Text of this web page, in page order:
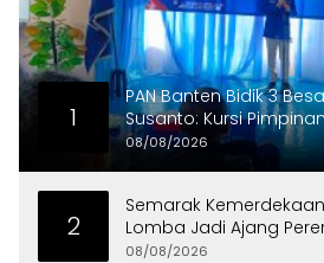
1
PAN Banten Bidik 3
Susanto: Kursi
08/08/2026
2
Semarak
Lomba Jadi Ajang
Warga
08/08/2026